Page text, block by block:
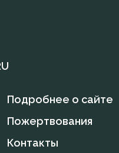
Подробнее о сайте
Пожертвования
Контакты